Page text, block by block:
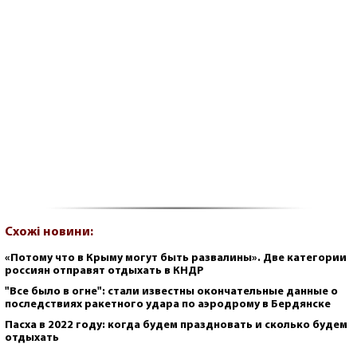
Схожі новини:
«Потому что в Крыму могут быть развалины». Две категории
россиян отправят отдыхать в КНДР
"Все было в огне": стали известны окончательные данные о
последствиях ракетного удара по аэродрому в Бердянске
Пасха в 2022 году: когда будем праздновать и сколько будем
отдыхать